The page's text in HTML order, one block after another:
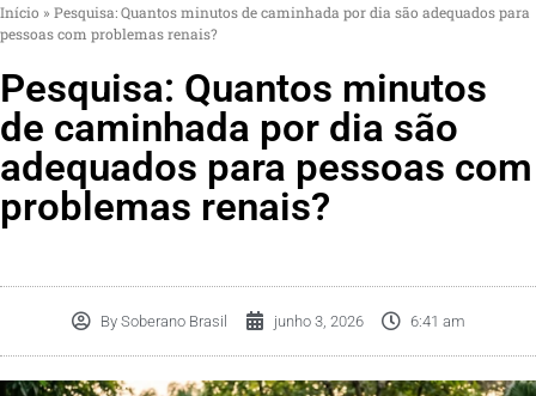
Início » Pesquisa: Quantos minutos de caminhada por dia são adequados para
pessoas com problemas renais?
Pesquisa: Quantos minutos
de caminhada por dia são
adequados para pessoas com
problemas renais?
BySoberano Brasil junho 3, 2026 6:41 am